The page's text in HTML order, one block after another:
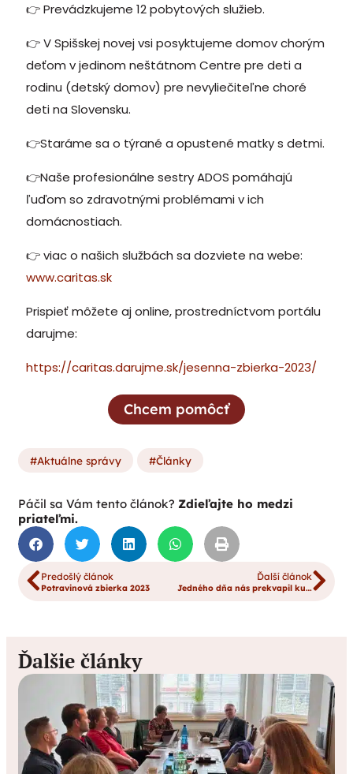
👉 Prevádzkujeme 12 pobytových služieb.
👉 V Spišskej novej vsi posyktujeme domov chorým
deťom v jedinom neštátnom Centre pre deti a
rodinu (detský domov) pre nevyliečiteľne choré
deti na Slovensku.
👉Staráme sa o týrané a opustené matky s detmi.
👉Naše profesionálne sestry ADOS pomáhajú
ľuďom so zdravotnými problémami v ich
domácnostiach.
👉 viac o našich službách sa dozviete na webe:
www.caritas.sk
Prispieť môžete aj online, prostredníctvom portálu
darujme:
https://caritas.darujme.sk/jesenna-zbierka-2023/
Chcem pomôcť
Aktuálne správy Články
Páčil sa Vám tento článok? Zdieľajte ho medzi
priateľmi.
Predošlý článok
Potravinová zbierka 2023
Ďalší článok
Jedného dňa nás prekvapil kuriér s velikánskym balíkom
Ďalšie články